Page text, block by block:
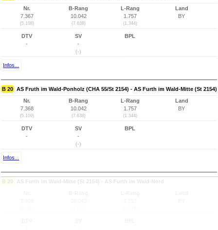
Nr.
7.367
(5.108)
B-Rang
10.042
(7.638)
L-Rang
1.757
(1.344)
Land
BY
DTV
-
SV
-
(-)
BPL
Infos...
B 20 AS Fruth im Wald-Ponholz (CHA 55/St 2154) - AS Furth im Wald-Mitte (St 2154)
Nr.
7.368
(5.109)
B-Rang
10.042
(7.638)
L-Rang
1.757
(1.344)
Land
BY
DTV
-
SV
-
(-)
BPL
Infos...
B 20 AS Furth im Wald-Mitte (St 2154) - AS Furth im Wald-Nord